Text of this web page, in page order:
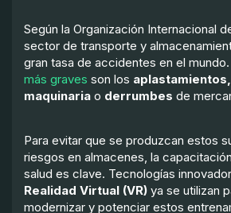
Según la Organización Internacional
sector de transporte y
gran tasa de accidentes en el mundo.
más graves son los
maquinaria o derrumbes de
Para evitar que se produzcan estos
riesgos en almacenes, la
salud es clave. Tecnologías
Realidad Virtual (VR) ya se utilizan
modernizar y potenciar estos